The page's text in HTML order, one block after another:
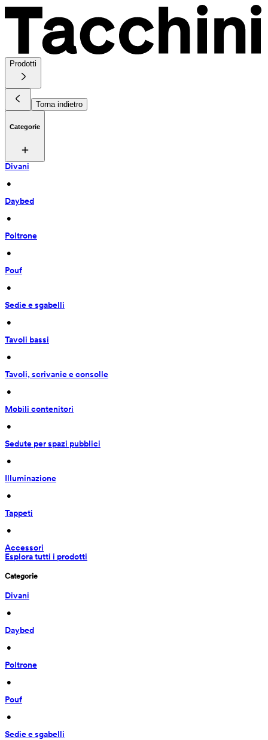
Prodotti
Torna indietro
Categorie
Divani
•
Daybed
•
Poltrone
•
Pouf
•
Sedie e sgabelli
•
Tavoli bassi
•
Tavoli, scrivanie e consolle
•
Mobili contenitori
•
Sedute per spazi pubblici
•
Illuminazione
•
Tappeti
•
Accessori
Esplora tutti i prodotti
Categorie
Divani
•
Daybed
•
Poltrone
•
Pouf
•
Sedie e sgabelli